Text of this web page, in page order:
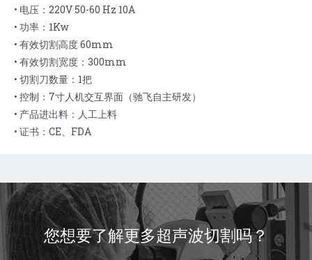
• 电压：220V 50-60 Hz 10A
• 功率：1Kw
• 有效切割高度 60mm
• 有效切割宽度：300mm
• 切割刀数量：1把
• 控制：7寸人机交互界面（驰飞自主研发）
• 产品进出料：人工上料
• 证书：CE、FDA
您想要了解更多超声波切割吗？